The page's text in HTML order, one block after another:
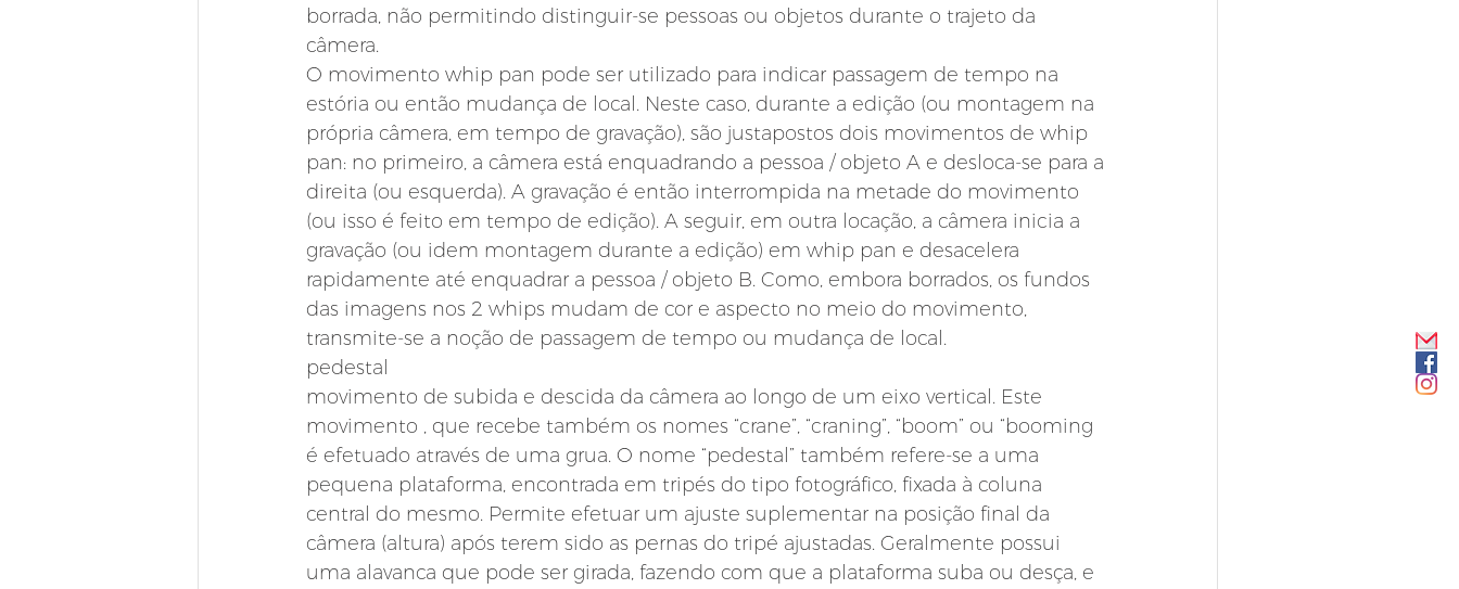
borrada, não permitindo distinguir-se pessoas ou objetos durante o trajeto da
câmera.
O movimento whip pan pode ser utilizado para indicar passagem de tempo na
estória ou então mudança de local. Neste caso, durante a edição (ou montagem na
própria câmera, em tempo de gravação), são justapostos dois movimentos de whip
pan: no primeiro, a câmera está enquadrando a pessoa / objeto A e desloca-se para a
direita (ou esquerda). A gravação é então interrompida na metade do movimento
(ou isso é feito em tempo de edição). A seguir, em outra locação, a câmera inicia a
gravação (ou idem montagem durante a edição) em whip pan e desacelera
rapidamente até enquadrar a pessoa / objeto B. Como, embora borrados, os fundos
das imagens nos 2 whips mudam de cor e aspecto no meio do movimento,
transmite-se a noção de passagem de tempo ou mudança de local.
pedestal
movimento de subida e descida da câmera ao longo de um eixo vertical. Este
movimento , que recebe também os nomes “crane”, “craning”, “boom” ou “booming
é efetuado através de uma grua. O nome “pedestal” também refere-se a uma
pequena plataforma, encontrada em tripés do tipo fotográfico, fixada à coluna
central do mesmo. Permite efetuar um ajuste suplementar na posição final da
câmera (altura) após terem sido as pernas do tripé ajustadas. Geralmente possui
uma alavanca que pode ser girada, fazendo com que a plataforma suba ou desça, e